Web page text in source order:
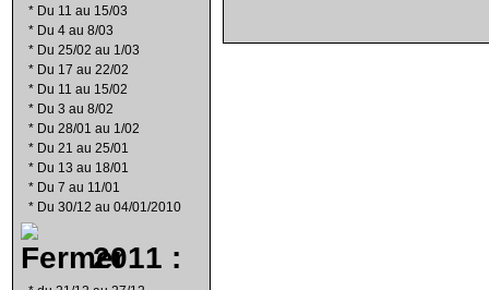
* Du 11 au 15/03
* Du 4 au 8/03
* Du 25/02 au 1/03
* Du 17 au 22/02
* Du 11 au 15/02
* Du 3 au 8/02
* Du 28/01 au 1/02
* Du 21 au 25/01
* Du 13 au 18/01
* Du 7 au 11/01
* Du 30/12 au 04/01/2010
2011 :